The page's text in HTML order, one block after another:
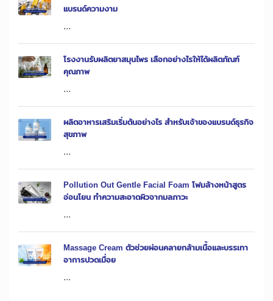
แบรนด์ความงาม
...
โรงงานรับผลิตยาสมุนไพร เลือกอย่างไรให้ได้ผลิตภัณฑ์
คุณภาพ
...
ผลิตอาหารเสริมเริ่มต้นอย่างไร สำหรับเจ้าของแบรนด์ธุรกิจ
สุขภาพ
...
Pollution Out Gentle Facial Foam โฟมล้างหน้าสูตร
อ่อนโยน ทำความสะอาดผิวจากมลภาวะ
...
Massage Cream ตัวช่วยผ่อนคลายกล้ามเนื้อและบรรเทา
อาการปวดเมื่อย
...